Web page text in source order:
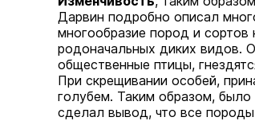
Дарвин подробно описал
многообразие пород и сортов
родоначальных диких видов.
общественные птицы,
При скрещивании особей,
голубем. Таким образом,
сделал вывод, что все